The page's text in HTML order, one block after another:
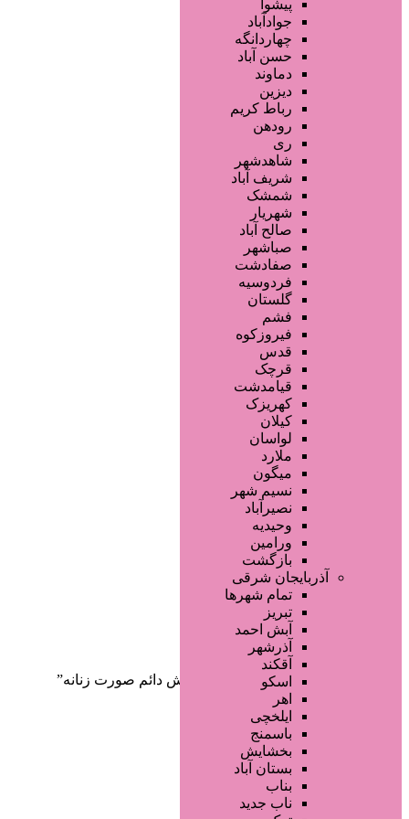
ماساژ و اسپا
خدمات لیزر و رفع موهای زائد
کلینیک های زیبایی پزشکی
آرایش دائم
خدمات مژه
سایر خدمات
پیشوا
جوادآباد
چهاردانگه
حسن آباد
دماوند
دیزین
رباط کریم
رودهن
ری
شاهدشهر
شریف آباد
شمشک
شهریار
صالح آباد
صباشهر
صفادشت
فردوسیه
گلستان
فشم
فیروزکوه
قدس
قرچک
قیامدشت
کهریزک
کیلان
لواسان
ملارد
میگون
نسیم شهر
نصیرآباد
وحیدیه
ورامین
بازگشت
آذربایجان شرقی
تمام شهر‌ها
تبریز
آبش احمد
آذرشهر
آقکند
اسکو
اهر
ایلخچی
باسمنج
بخشایش
بستان آباد
بناب
ناب جدید
صفحه اصلی
آگهی انبوه
طراحی سایت
صفحه اختصاصی
لیست سایتهای تبلیغاتی
دسته‌بندی‌ها
/ محصولات برچسب خورده “آرایش دائم صورت زنانه”